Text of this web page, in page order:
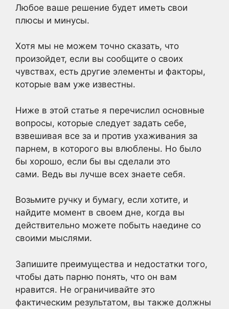
Любое ваше решение будет иметь свои
плюсы и минусы.
Хотя мы не можем точно сказать, что
произойдет, если вы сообщите о своих
чувствах, есть другие элементы и факторы,
которые вам уже известны.
Ниже в этой статье я перечислил основные
вопросы, которые следует задать себе,
взвешивая все за и против ухаживания за
парнем, в которого вы влюблены. Но было
бы хорошо, если бы вы сделали это
сами. Ведь вы лучше всех знаете себя.
Возьмите ручку и бумагу, если хотите, и
найдите момент в своем дне, когда вы
действительно можете побыть наедине со
своими мыслями.
Запишите преимущества и недостатки того,
чтобы дать парню понять, что он вам
нравится. Не ограничивайте это
фактическим результатом, вы также должны